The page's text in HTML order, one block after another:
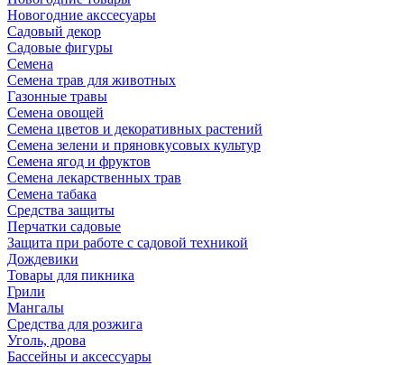
Новогодние акссесуары
Садовый декор
Садовые фигуры
Семена
Семена трав для животных
Газонные травы
Семена овощей
Семена цветов и декоративных растений
Семена зелени и пряновкусовых культур
Семена ягод и фруктов
Семена лекарственных трав
Семена табака
Средства защиты
Перчатки садовые
Защита при работе с садовой техникой
Дождевики
Товары для пикника
Грили
Мангалы
Средства для розжига
Уголь, дрова
Бассейны и аксессуары